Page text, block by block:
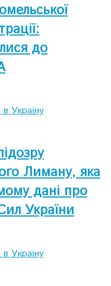
до
Україну
Лиману, яка
дані про
України
Україну